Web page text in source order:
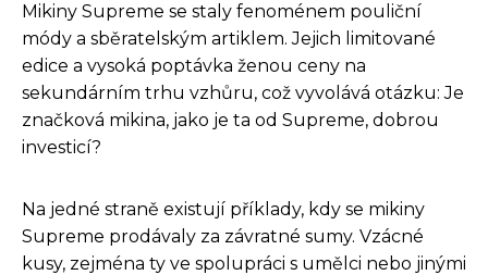
Mikiny Supreme se staly fenoménem pouliční
módy a sběratelským artiklem. Jejich limitované
edice a vysoká poptávka ženou ceny na
sekundárním trhu vzhůru, což vyvolává otázku: Je
značková mikina, jako je ta od Supreme, dobrou
investicí?
Na jedné straně existují příklady, kdy se mikiny
Supreme prodávaly za závratné sumy. Vzácné
kusy, zejména ty ve spolupráci s umělci nebo jinými